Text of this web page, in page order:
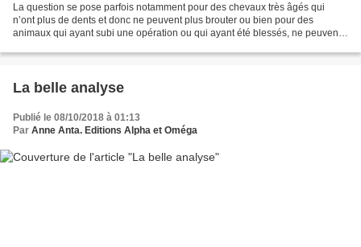
La question se pose parfois notamment pour des chevaux très âgés qui
n’ont plus de dents et donc ne peuvent plus brouter ou bien pour des
animaux qui ayant subi une opération ou qui ayant été blessés, ne peuvent
La belle analyse
Publié le 08/10/2018 à 01:13
Par Anne Anta. Editions Alpha et Oméga